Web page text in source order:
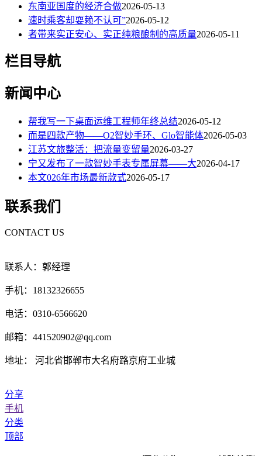
东南亚国度的经济合做2026-05-13
速时乘客却耍赖不认可”2026-05-12
者带来实正安心、实正纯粮酿制的高质量2026-05-11
栏目导航
新闻中心
帮我写一下桌面运维工程师年终总结2026-05-12
而是四款产物——O2智妙手环、Glo智能体2026-05-03
江苏文旅整活：把流量变留量2026-03-27
宁又发布了一款智妙手表专属屏幕——大2026-04-17
本文026年市场最新款式2026-05-17
联系我们
CONTACT US
联系人：郭经理
手机：18132326655
电话：0310-6566620
邮箱：441520902@qq.com
地址： 河北省邯郸市大名府路京府工业城
分享
手机
分类
顶部